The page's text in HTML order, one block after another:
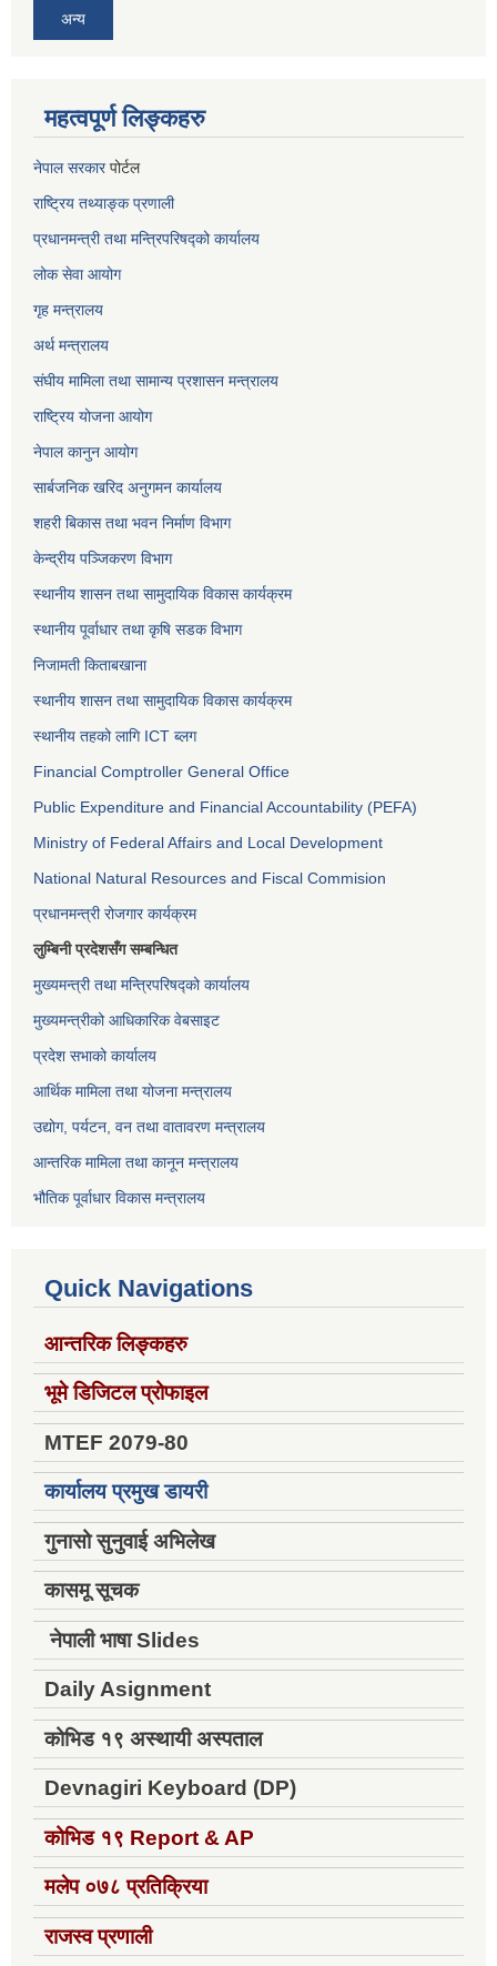
अन्य
महत्वपूर्ण लिङ्कहरु
नेपाल सरकारपोर्टल
राष्ट्रिय तथ्याङ्क प्रणाली
प्रधानमन्त्री तथा मन्त्रिपरिषद्को कार्यालय
लोक सेवाआयोग
गृह मन्त्रालय
अर्थ मन्त्रालय
संघीय मामिला तथा सामान्य प्रशासन मन्त्रालय
राष्ट्रिय योजना आयोग
नेपाल कानुन आयोग
सार्बजनिक खरिद अनुगमन कार्यालय
शहरी बिकास तथा भवन निर्माण विभाग
केन्द्रीय पञ्जिकरण विभाग
स्थानीय शासन तथा सामुदायिक विकास कार्यक्रम
स्थानीय पूर्वाधार तथा कृषि सडक विभाग
निजामती किताबखाना
स्थानीय शासन तथा सामुदायिक विकास कार्यक्रम
स्थानीय तहको लागि ICT ब्लग
Financial Comptroller General Office
Public Expenditure and Financial Accountability (PEFA)
Ministry of Federal Affairs and Local Development
National Natural Resources and Fiscal Commision
प्रधानमन्त्री रोजगार कार्यक्रम
लुम्बिनी प्रदेशसँग सम्बन्धित
मुख्यमन्त्री तथा मन्त्रिपरिषद्को कार्यालय
मुख्यमन्त्रीको आधिकारिक वेबसाइट
प्रदेश सभाको कार्यालय
आर्थिक मामिला तथा योजना मन्त्रालय
उद्योग, पर्यटन, वन तथा वातावरण मन्त्रालय
आन्तरिक मामिला तथा कानून मन्त्रालय
भौतिक पूर्वाधार विकास मन्त्रालय
Quick Navigations
आन्तरिक लिङ्कहरु
भूमे डिजिटल प्रोफाइल
MTEF 2079-80
कार्यालय प्रमुख डायरी
गुनासो सुनुवाई अभिलेख
कासमू सूचक
नेपाली भाषा Slides
Daily Asignment
कोभिड १९ अस्थायी अस्पताल
Devnagiri Keyboard (DP)
कोभिड १९ Report & AP
मलेप ०७८ प्रतिक्रिया
राजस्व प्रणाली